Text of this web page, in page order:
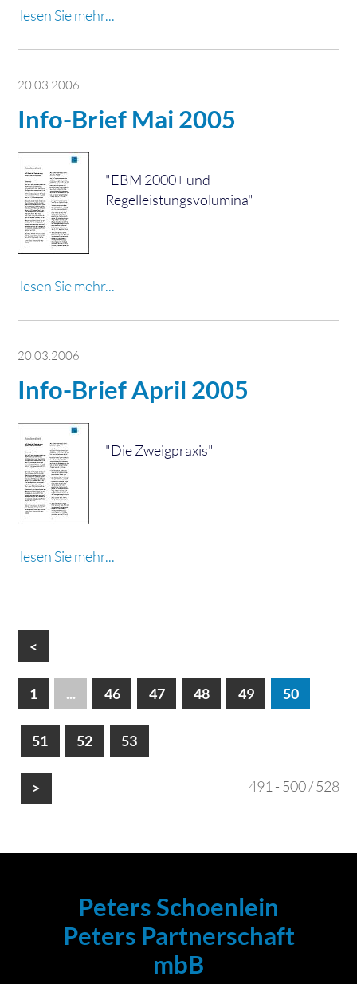
lesen Sie mehr...
20.03.2006
Info-Brief Mai 2005
"EBM 2000+ und
Regelleistungsvolumina"
lesen Sie mehr...
20.03.2006
Info-Brief April 2005
"Die Zweigpraxis"
lesen Sie mehr...
<
1 ... 46 47 48 49 50
51 52 53
> 491 - 500 / 528
Peters Schoenlein
Peters Partnerschaft
mbB